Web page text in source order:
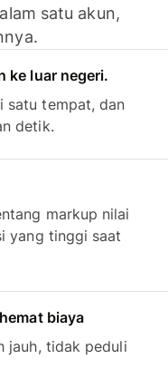
satu akun,
ke luar negeri.
satu tempat, dan
detik.
markup nilai
yang tinggi saat
biaya
jauh, tidak peduli